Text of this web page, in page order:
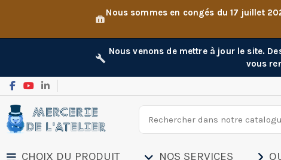
Nous sommes en congés du 17 juillet
Nous venons de mettre à jour le site.
vous
CHOIX DU PRODUIT NOS SERVICES